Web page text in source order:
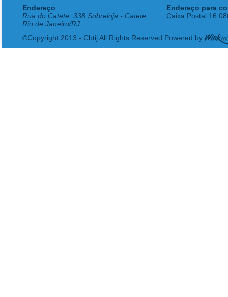
Endereço
Rua do Catete, 338 Sobreloja - Catete
Rio de Janeiro/RJ
Endereço para
Caixa Postal
©Copyright 2013 - Cbtij All Rights Reserved Powered by: